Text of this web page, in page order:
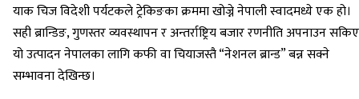
याक चिज विदेशी पर्यटकले ट्रेकिङका क्रममा खोज्ने नेपाली स्वादमध्ये एक हो।
सही ब्रान्डिङ, गुणस्तर व्यवस्थापन र अन्तर्राष्ट्रिय बजार रणनीति अपनाउन सकिए
यो उत्पादन नेपालका लागि कफी वा चियाजस्तै “नेशनल ब्रान्ड” बन्न सक्ने
सम्भावना देखिन्छ।